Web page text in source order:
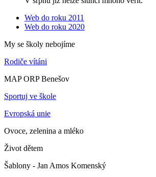
Web do roku 2011
Web do roku 2020
My se školy nebojíme
Rodiče vítáni
MAP ORP Benešov
Sportuj ve škole
Evropská unie
Ovoce, zelenina a mléko
Život dětem
Šablony - Jan Amos Komenský